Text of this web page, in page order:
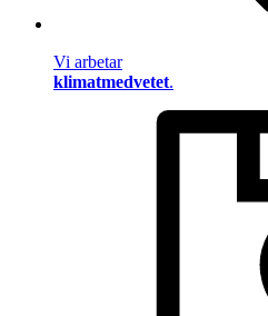
Vi arbetar
klimatmedvetet.